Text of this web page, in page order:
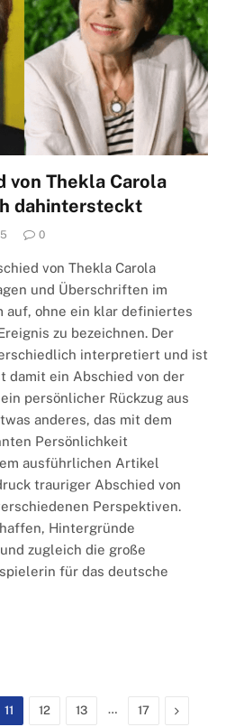
von Thekla Carola
dahintersteckt
0
von Thekla Carola
und Überschriften im
auf, ohne ein klar definiertes
zu bezeichnen. Der
interpretiert und ist
damit ein Abschied von der
persönlicher Rückzug aus
anderes, das mit dem
Persönlichkeit
ausführlichen Artikel
trauriger Abschied von
Perspektiven.
Hintergründe
zugleich die große
für das deutsche
11 12 13 … 17 Next